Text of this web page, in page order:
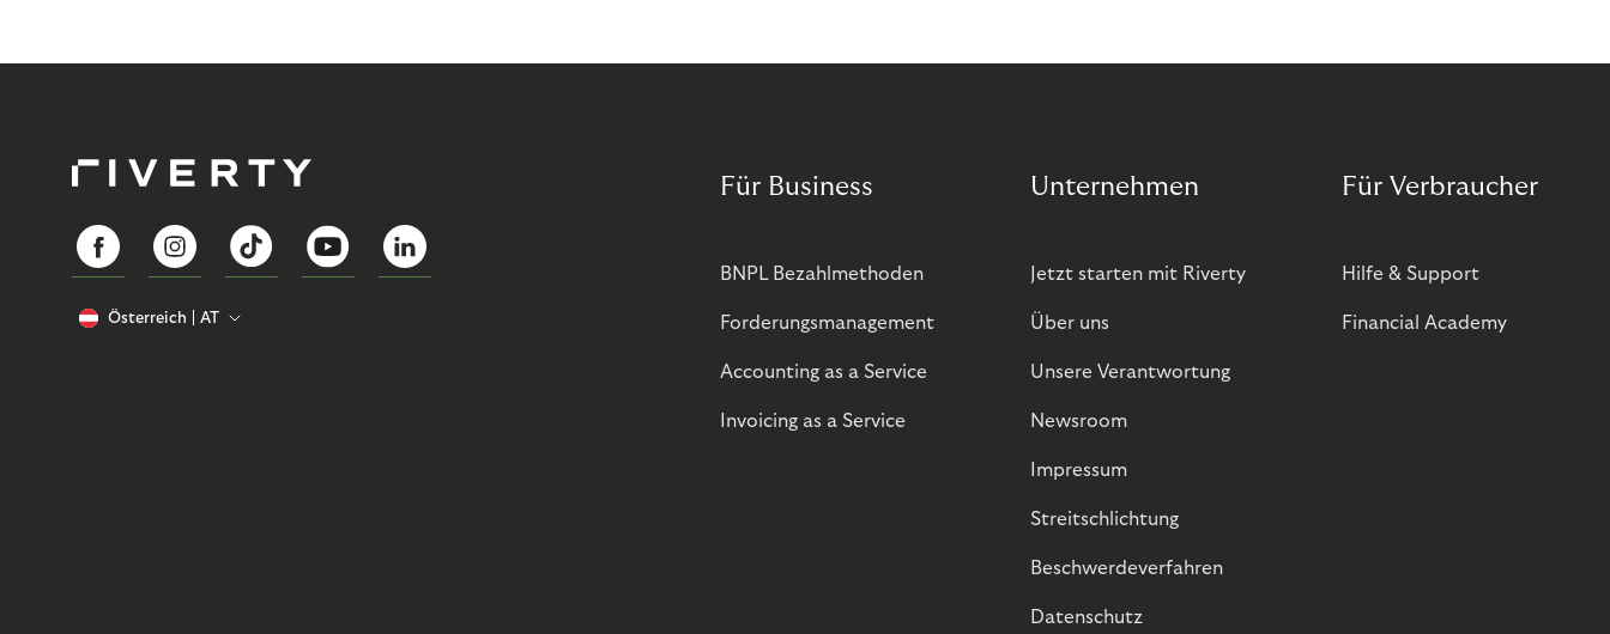
Österreich AT
Für Business
BNPL Bezahlmethoden
Forderungsmanagement
Accounting as a Service
Invoicing as a Service
Unternehmen
Jetzt starten mit Riverty
Über uns
Unsere Verantwortung
Newsroom
Impressum
Streitschlichtung
Beschwerdeverfahren
Datenschutz
Für Verbraucher
Hilfe & Support
Financial Academy